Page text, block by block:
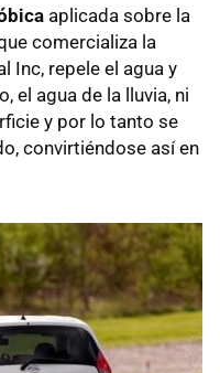
aplicada sobre la
comercializa la
Inc, repele el agua y
el agua de la lluvia, ni
y por lo tanto se
convirtiéndose así en